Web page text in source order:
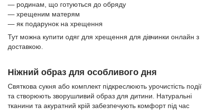
— родинам, що готуються до обряду
— хрещеним матерям
— як подарунок на хрещення
Тут можна купити одяг для хрещення для дівчинки онлайн з
доставкою.
Ніжний образ для особливого дня
Святкова сукня або комплект підкреслюють урочистість події
та створюють зворушливий образ для дитини. Натуральні
тканини та акуратний крій забезпечують комфорт під час